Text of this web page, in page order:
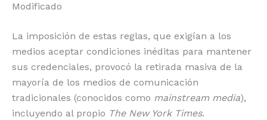
Modificado
La imposición de estas reglas, que exigían a los
medios aceptar condiciones inéditas para mantener
sus credenciales, provocó la retirada masiva de la
mayoría de los medios de comunicación
tradicionales (conocidos como mainstream media),
incluyendo al propio The New York Times.